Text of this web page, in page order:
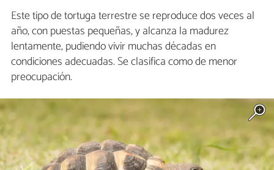
Este tipo de tortuga terrestre se reproduce dos veces al
año, con puestas pequeñas, y alcanza la madurez
lentamente, pudiendo vivir muchas décadas en
condiciones adecuadas. Se clasifica como de menor
preocupación.